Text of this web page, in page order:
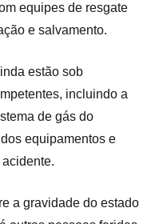
equipes de resgate
e salvamento.
estão sob
incluindo a
de gás do
equipamentos e
a gravidade do estado